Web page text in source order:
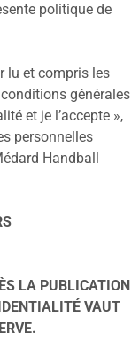
politique de
lu et compris les
générales
et je l’accepte »,
personnelles
Handball
LA PUBLICATION
VAUT